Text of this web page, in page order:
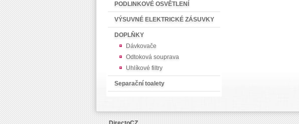
PODLINKOVÉ OSVĚTLENÍ
VÝSUVNÉ ELEKTRICKÉ ZÁSUVKY
DOPLŇKY
Dávkovače
Odtoková souprava
Uhlíkové filtry
Separační toalety